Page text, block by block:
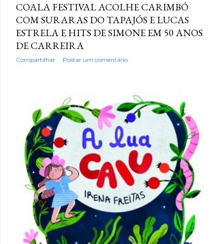
COALA FESTIVAL ACOLHE CARIMBÓ
COM SURARAS DO TAPAJÓS E LUCAS
ESTRELA E HITS DE SIMONE EM 50 ANOS
DE CARREIRA
Compartilhar Postar um comentário